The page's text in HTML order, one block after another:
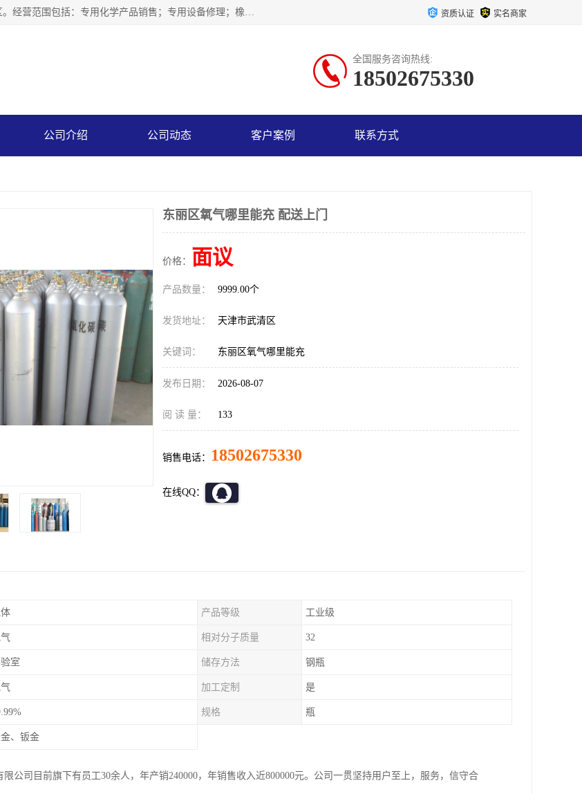
天津永腾气体销售有限公司成立于2020年，注册地位于天津市滨海新区。经营范围包括：专用化学产品销售；专用设备修理；橡胶制品销售；气体压缩机械销售；特种设备销售；仪器仪表销售；机械设备租赁；五金产品批发；食品添加剂销售等，主要供应：氧气、乙炔、氮气、氩气、氢气、氦气、液氨、液氮、一氧化碳、二氧化碳等，各种工业气体，高纯气体，食品级气体。 资质认证 实名商家
全国服务咨询热线:
18502675330
公司介绍 公司动态 客户案例 联系方式
东丽区氧气哪里能充 配送上门
价格： 面议
产品数量： 9999.00个
发货地址： 天津市武清区
关键词： 东丽区氧气哪里能充
发布日期： 2026-08-07
阅 读 量： 133
销售电话： 18502675330
在线QQ：
产品等级 工业级
相对分子质量 32
室 储存方法 钢瓶
加工定制 是
规格 瓶
、钣金
公司目前旗下有员工30余人，年产销240000，年销售收入近800000元。公司一贯坚持用户至上，服务，信守合